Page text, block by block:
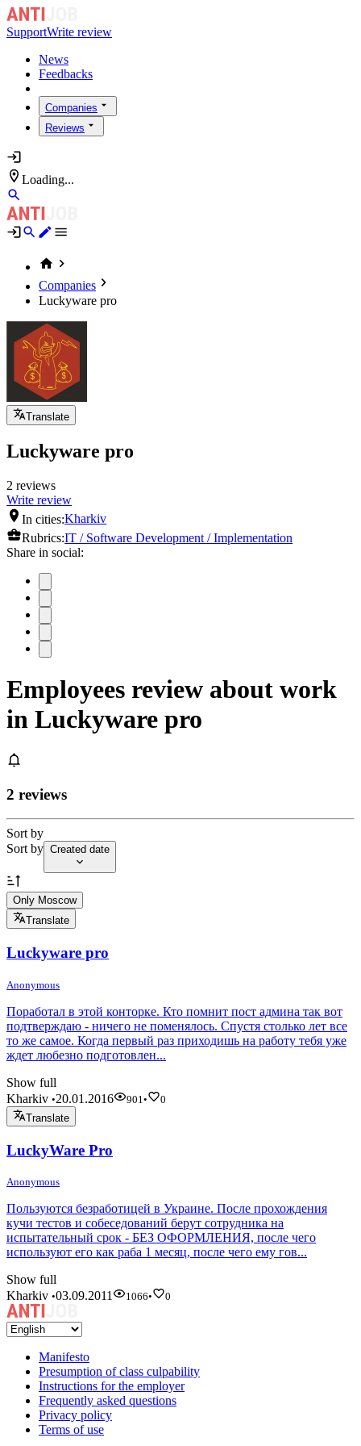
SupportWrite review
News
Feedbacks
Companies
Reviews
Loading...
Companies
Luckyware pro
Translate
Luckyware pro
2 reviews
Write review
In cities:Kharkiv
Rubrics:IT / Software Development / Implementation
Share in social:
Employees review about work
in Luckyware pro
2 reviews
Sort by
Sort by Created date
Only Moscow
Translate
Luckyware pro
Anonymous
Поработал в этой конторке. Кто помнит пост админа так вот
подтверждаю - ничего не поменялось. Спустя столько лет все
то же самое. Когда первый раз приходишь на работу тебя уже
ждет любезно подготовлен...
Show full
Kharkiv •20.01.2016 901 •
0
Translate
LuckyWare Pro
Anonymous
Пользуются безработицей в Украине. После прохождения
кучи тестов и собеседований берут сотрудника на
испытательный срок - БЕЗ ОФОРМЛЕНИЯ, после чего
используют его как раба 1 месяц, после чего ему гов...
Show full
Kharkiv •03.09.2011 1066• 0
Manifesto
Presumption of class culpability
Instructions for the employer
Frequently asked questions
Privacy policy
Terms of use